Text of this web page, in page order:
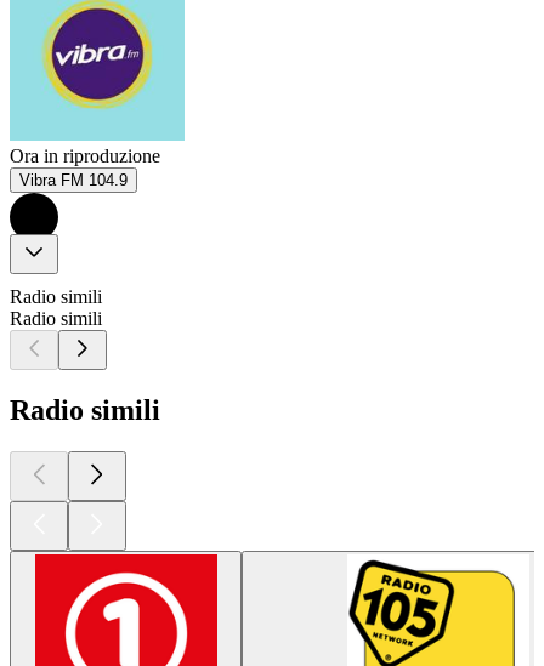
Ora in riproduzione
Vibra FM 104.9
Radio simili
Radio simili
Radio simili